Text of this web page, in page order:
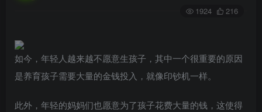
1924 216
如今，年轻人越来越不愿意生孩子，其中一个很重要的原因
是养育孩子需要大量的金钱投入，就像印钞机一样。
此外，年轻的妈妈们也愿意为了孩子花费大量的钱，这使得